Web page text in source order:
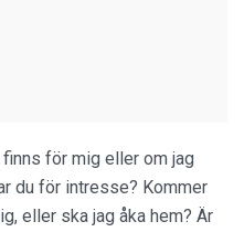
för mig eller om jag
du för intresse? Kommer
eller ska jag åka hem? Är